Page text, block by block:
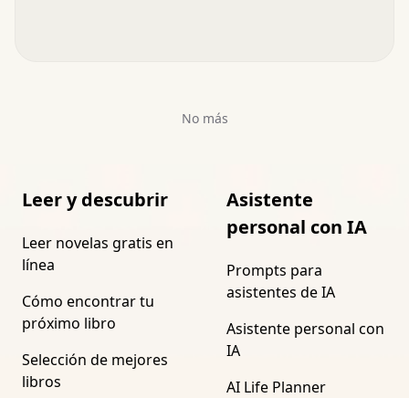
No más
Leer y descubrir
Leer novelas gratis en
línea
Cómo encontrar tu
próximo libro
Selección de mejores
libros
Asistente
personal con IA
Prompts para
asistentes de IA
Asistente personal con
IA
AI Life Planner